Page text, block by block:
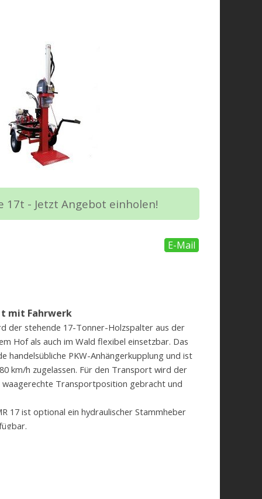
17t - Jetzt Angebot einholen!
E-Mail
t mit Fahrwerk
der stehende 17-Tonner-Holzspalter aus der
Hof als auch im Wald flexibel einsetzbar. Das
handelsübliche PKW-Anhängerkupplung und ist
km/h zugelassen. Für den Transport wird der
waagerechte Transportposition gebracht und
17 ist optional ein hydraulischer Stammheber